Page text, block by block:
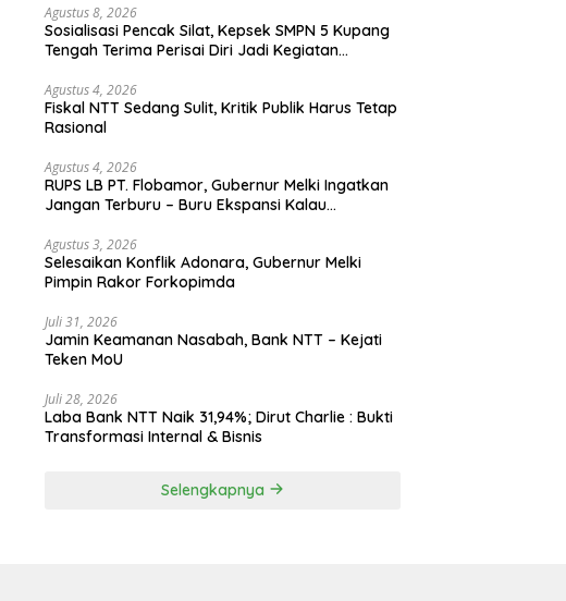
Agustus 8, 2026
Sosialisasi Pencak Silat, Kepsek SMPN 5 Kupang
Tengah Terima Perisai Diri Jadi Kegiatan
Agustus 4, 2026
Fiskal NTT Sedang Sulit, Kritik Publik Harus Tetap
Rasional
Agustus 4, 2026
RUPS LB PT. Flobamor, Gubernur Melki Ingatkan
Jangan Terburu – Buru Ekspansi Kalau
Agustus 3, 2026
Selesaikan Konflik Adonara, Gubernur Melki
Pimpin Rakor Forkopimda
Juli 31, 2026
Jamin Keamanan Nasabah, Bank NTT – Kejati
Teken MoU
Juli 28, 2026
Laba Bank NTT Naik 31,94%; Dirut Charlie : Bukti
Transformasi Internal & Bisnis
Selengkapnya